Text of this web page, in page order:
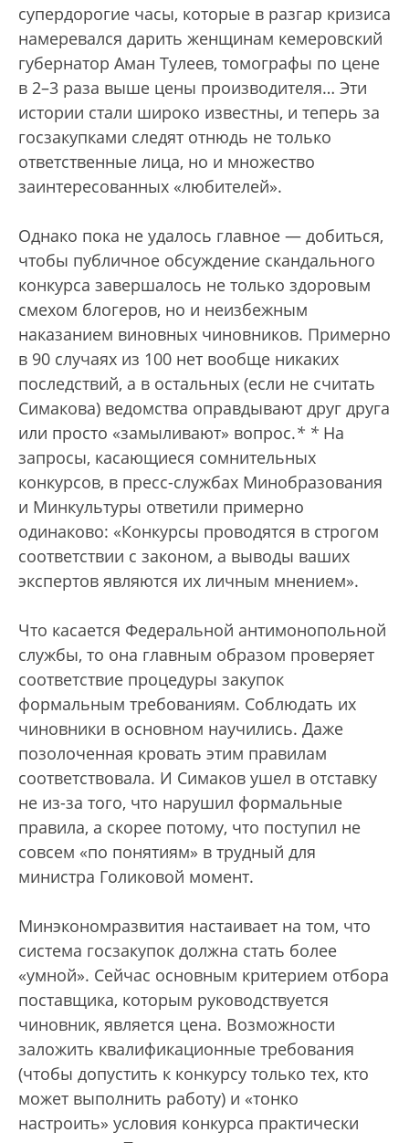
супердорогие часы, которые в разгар кризиса
намеревался дарить женщинам кемеровский
губернатор Аман Тулеев, томографы по цене
в 2–3 раза выше цены производителя… Эти
истории стали широко известны, и теперь за
госзакупками следят отнюдь не только
ответственные лица, но и множество
заинтересованных «любителей».
Однако пока не удалось главное — добиться,
чтобы публичное обсуждение скандального
конкурса завершалось не только здоровым
смехом блогеров, но и неизбежным
наказанием виновных чиновников. Примерно
в 90 случаях из 100 нет вообще никаких
последствий, а в остальных (если не считать
Симакова) ведомства оправдывают друг друга
или просто «замыливают» вопрос.* * На
запросы, касающиеся сомнительных
конкурсов, в пресс-службах Минобразования
и Минкультуры ответили примерно
одинаково: «Конкурсы проводятся в строгом
соответствии с законом, а выводы ваших
экспертов являются их личным мнением».
Что касается Федеральной антимонопольной
службы, то она главным образом проверяет
соответствие процедуры закупок
формальным требованиям. Соблюдать их
чиновники в основном научились. Даже
позолоченная кровать этим правилам
соответствовала. И Симаков ушел в отставку
не из-за того, что нарушил формальные
правила, а скорее потому, что поступил не
совсем «по понятиям» в трудный для
министра Голиковой момент.
Минэкономразвития настаивает на том, что
система госзакупок должна стать более
«умной». Сейчас основным критерием отбора
поставщика, которым руководствуется
чиновник, является цена. Возможности
заложить квалификационные требования
(чтобы допустить к конкурсу только тех, кто
может выполнить работу) и «тонко
настроить» условия конкурса практически